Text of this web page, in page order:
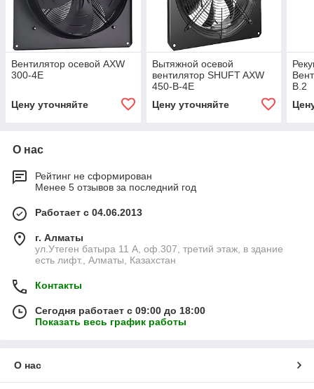
Вентилятор осевой AXW
300-4E
Цену уточняйте
Вытяжной осевой
вентилятор SHUFT AXW
450-B-4E
Цену уточняйте
В.2
О нас
Рейтинг не сформирован
Менее 5 отзывов за последний год
Работает с 04.06.2013
г. Алматы
ул.Утеген батыра 11 А, оф.307, третий этаж, в здание
есть лифт., Алматы, Казахстан
Контакты
Сегодня работает с 09:00 до 18:00
Показать весь график работы
О нас